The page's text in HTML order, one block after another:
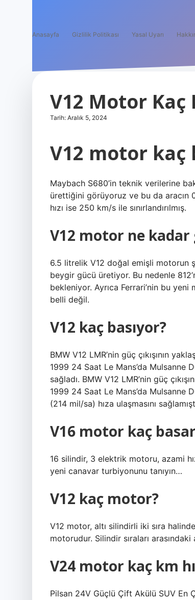
Anasayfa Gizlilik Politikası Yasal Uyarı
V12 Motor Kaç
Tarih: Aralık 5, 2024
V12 motor kaç
Maybach S680’in teknik verilerine
ürettiğini görüyoruz ve bu da aracın
hızı ise 250 km/s ile sınırlandırılmış.
V12 motor ne kadar
6.5 litrelik V12 doğal emişli motorun
beygir gücü üretiyor. Bu nedenle
bekleniyor. Ayrıca Ferrari’nin bu
belli değil.
V12 kaç basıyor?
BMW V12 LMR’nin güç çıkışının
1999 24 Saat Le Mans’da Mulsanne
sağladı. BMW V12 LMR’nin güç
1999 24 Saat Le Mans’da Mulsanne
(214 mil/sa) hıza ulaşmasını
V16 motor kaç
16 silindir, 3 elektrik motoru, azami
yeni canavar turbiyonunu tanıyın…
V12 kaç motor?
V12 motor, altı silindirli iki sıra
motorudur. Silindir sıraları arasındaki
V24 motor kaç km
Pilsan 24V Güçlü Çift Akülü SUV En